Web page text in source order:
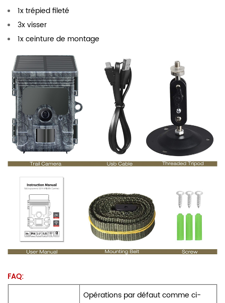
1x trépied fileté
3x visser
1x ceinture de montage
FAQ:
Opérations par défaut comme ci-